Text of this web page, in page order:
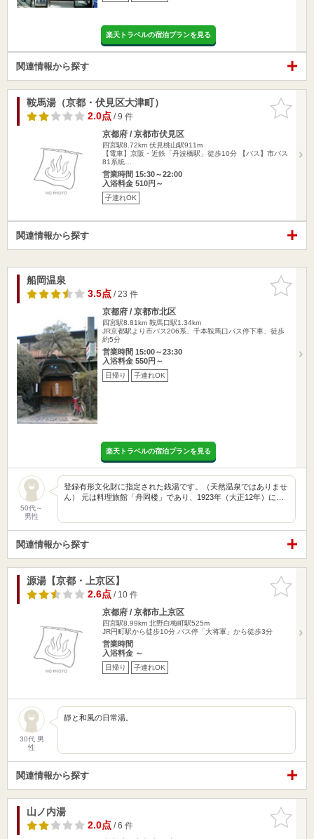
楽天トラベルの宿泊プランを見る
関連情報から探す
お気に入
りに追加
鞍馬湯（京都・伏見区大津町）
2.0点/ 9 件
京都府 / 京都市伏見区
四宮駅8.72km 伏見桃山駅911m
【電車】京阪・近鉄「丹波橋駅」徒歩10分 【バス】市バス
81系統…
営業時間 15:30～22:00
入浴料金 510円～
子連れOK
関連情報から探す
お気に入
りに追加
船岡温泉
3.5点/ 23 件
京都府 / 京都市北区
四宮駅8.81km 鞍馬口駅1.34km
JR京都駅より市バス206系、千本鞍馬口バス停下車、徒歩
約5分
営業時間 15:00～23:30
入浴料金 550円～
日帰り 子連れOK
楽天トラベルの宿泊プランを見る
50代～
男性
登録有形文化財に指定された銭湯です。（天然温泉ではありませ
ん） 元は料理旅館「舟岡楼」であり、1923年（大正12年）に…
関連情報から探す
お気に入
りに追加
源湯【京都・上京区】
2.6点/ 10 件
京都府 / 京都市上京区
四宮駅8.99km 北野白梅町駅525m
JR円町駅から徒歩10分 バス停「大将軍」から徒歩3分
営業時間
入浴料金 ～
日帰り 子連れOK
30代 男
性
靜と和風の日常湯。
関連情報から探す
お気に入
りに追加
山ノ内湯
2.0点/ 6 件